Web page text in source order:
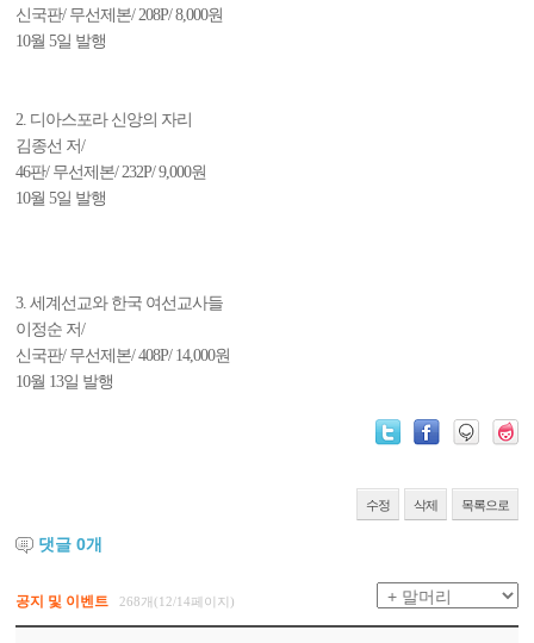
신국판/ 무선제본/ 208P/ 8,000원
10월 5일 발행
2. 디아스포라 신앙의 자리
김종선 저/
46판/ 무선제본/ 232P/ 9,000원
10월 5일 발행
3. 세계선교와 한국 여선교사들
이정순 저/
신국판/ 무선제본/ 408P/ 14,000원
10월 13일 발행
수정 삭제 목록으로
댓글0개
공지 및 이벤트 268개(12/14페이지)